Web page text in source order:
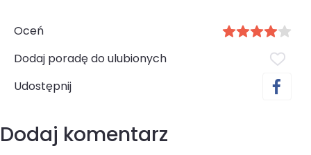
Oceń
Dodaj poradę do ulubionych
Udostępnij
Dodaj komentarz